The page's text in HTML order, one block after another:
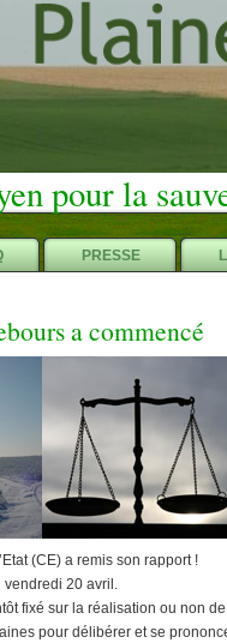
pour la
PRESSE
a commencé
(CE) a remis son rapport !
vendredi 20 avril.
fixé sur la réalisation ou non
pour délibérer et se